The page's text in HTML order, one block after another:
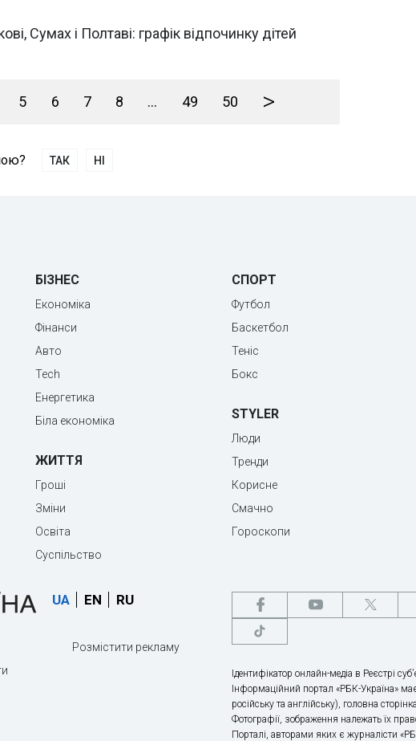
Сумах і Полтаві: графік відпочинку дітей
5 6 7 8 ... 49 50 >
ТАК НІ
БІЗНЕС
Економіка
Фінанси
Авто
Tech
Енергетика
Біла економіка
ЖИТТЯ
Гроші
Зміни
Освіта
Суспільство
СПОРТ
Футбол
Баскетбол
Теніс
Бокс
STYLER
Люди
Тренди
Корисне
Смачно
Гороскопи
UA EN RU
Розмістити рекламу
Ідентифікатор онлайн-медіа в Реєстрі
Інформаційний портал «РБК-Україна»
російську та англійську), головна
Фотографії, зображення належать їх
Порталі, авторами яких є журналісти